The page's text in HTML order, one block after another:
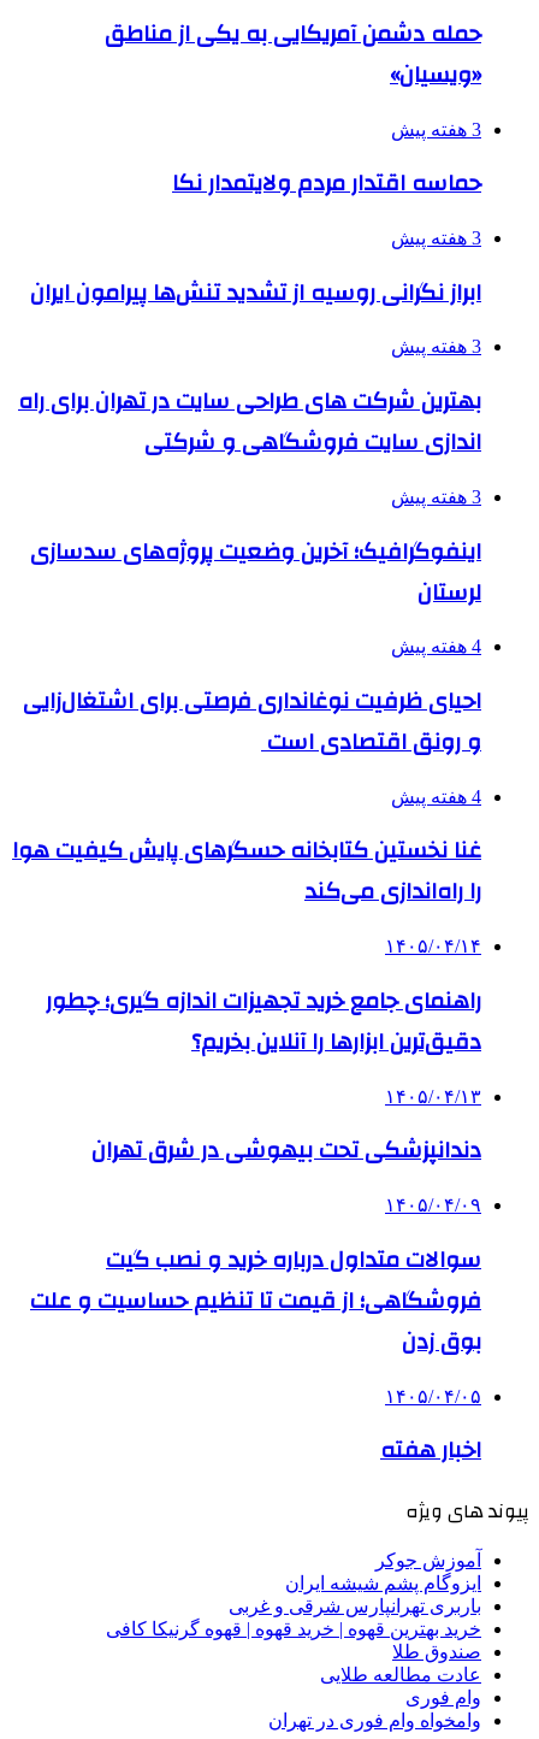
حمله دشمن آمریکایی به یکی از مناطق
«ویسیان»
3 هفته پیش
حماسه اقتدار مردم ولایتمدار نکا
3 هفته پیش
ابراز نگرانی روسیه از تشدید تنش‌ها پیرامون ایران
3 هفته پیش
بهترین شرکت های طراحی سایت در تهران برای راه
اندازی سایت فروشگاهی و شرکتی
3 هفته پیش
اینفوگرافیک؛ آخرین وضعیت پروژه‌های سدسازی
لرستان
4 هفته پیش
احیای ظرفیت نوغانداری فرصتی برای اشتغال‌زایی
و رونق اقتصادی است
4 هفته پیش
غنا نخستین کتابخانه حسگرهای پایش کیفیت هوا
را راه‌اندازی می‌کند
۱۴۰۵/۰۴/۱۴
راهنمای جامع خرید تجهیزات اندازه گیری؛ چطور
دقیق‌ترین ابزارها را آنلاین بخریم؟
۱۴۰۵/۰۴/۱۳
دندانپزشکی تحت بیهوشی در شرق تهران
۱۴۰۵/۰۴/۰۹
سوالات متداول درباره خرید و نصب گیت
فروشگاهی؛ از قیمت تا تنظیم حساسیت و علت
بوق زدن
۱۴۰۵/۰۴/۰۵
اخبار هفته
پیوند های ویژه
آموزش جوکر
ایزوگام پشم شیشه ایران
باربری تهرانپارس شرقی و غربی
خرید بهترین قهوه | خرید قهوه | قهوه گرنیکا کافی
صندوق طلا
عادت مطالعه طلایی
وام فوری
وامخواه وام فوری در تهران